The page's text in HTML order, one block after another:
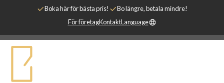
Boka här för bästa pris!
Bo längre, betala mindre!
För företagKontaktLanguage